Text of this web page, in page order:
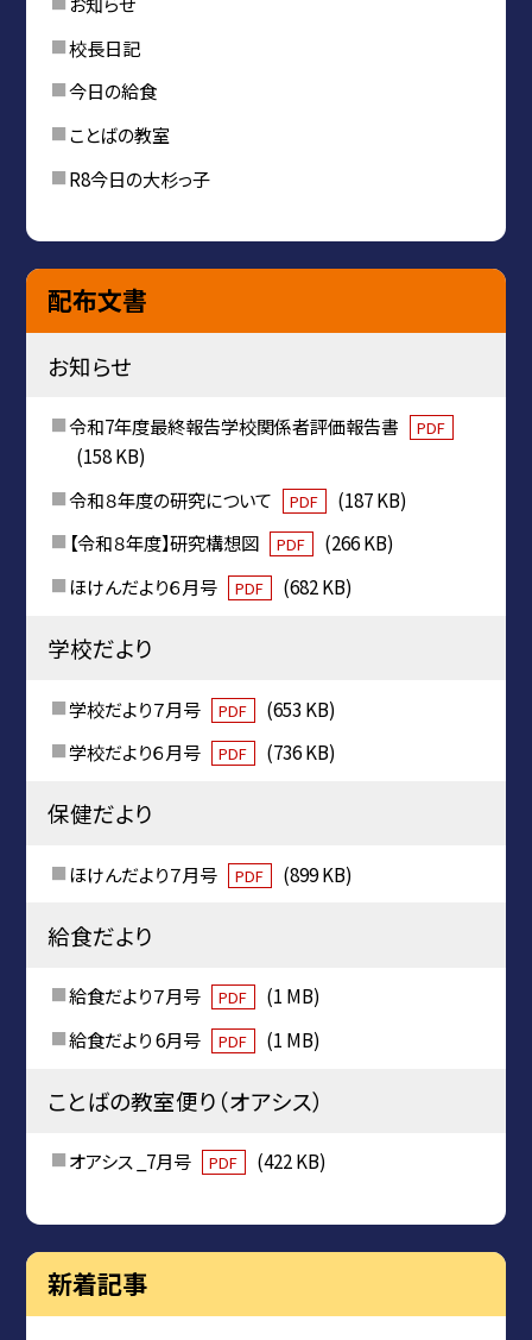
校長日記
今日の給食
ことばの教室
R8今日の大杉っ子
配布文書
お知らせ
令和7年度最終報告学校関係者評価報告書 PDF
(158 KB)
令和８年度の研究について
PDF
(187 KB)
【令和８年度】研究構想図
PDF
(266 KB)
ほけんだより６月号
PDF (682 KB)
学校だより
学校だより７月号 PDF
(653 KB)
学校だより６月号
PDF (736 KB)
保健だより
ほけんだより７月号 PDF (899 KB)
給食だより
給食だより７月号 PDF
(1 MB)
給食だより 6月号
PDF (1 MB)
ことばの教室便り（オアシス）
オアシス _7月号 PDF (422 KB)
新着記事